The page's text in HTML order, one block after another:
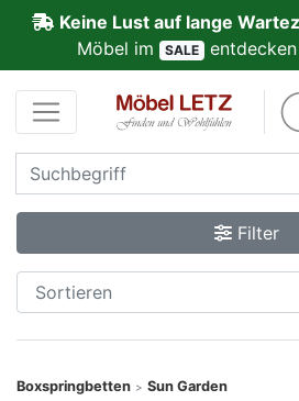
Keine Lust auf lange
Möbel im SALE entdecken
Filter
Boxspringbetten > Sun Garden
Kundenmeinungen
Anmelden
PREMIUM
Schnell
lieferbar
SALE